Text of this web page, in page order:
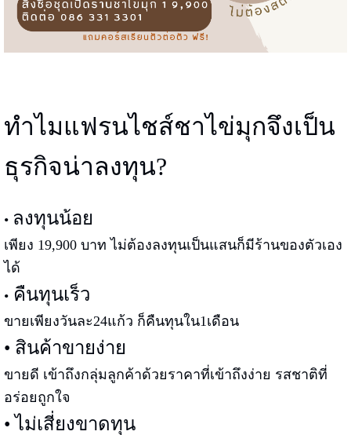
ทำไมแฟรนไชส์ชาไข่มุกจึงเป็น
ธุรกิจน่าลงทุน?
• ลงทุนน้อย
เพียง 19,900 บาท ไม่ต้องลงทุนเป็นแสนก็มีร้านของตัวเอง
ได้
•คืนทุนเร็ว
ขายเพียงวันละ24แก้ว ก็คืนทุนใน1เดือน
• สินค้าขายง่าย
ขายดี เข้าถึงกลุ่มลูกค้าด้วยราคาที่เข้าถึงง่าย รสชาติที่
อร่อยถูกใจ
• ไม่เสี่ยงขาดทุน